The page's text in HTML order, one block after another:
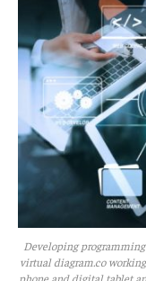
Developing
virtual diagram.co